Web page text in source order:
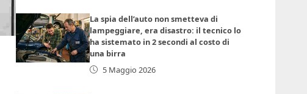
La spia dell’auto non smetteva di
lampeggiare, era disastro: il tecnico lo
ha sistemato in 2 secondi al costo di
una birra
5 Maggio 2026